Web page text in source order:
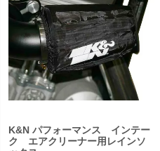
K&N パフォーマンス インテー
ク エアクリーナー用レインソ